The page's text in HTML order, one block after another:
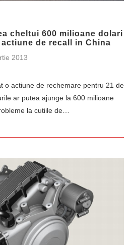
cheltui 600 milioane dolari
de recall in China
2013
o actiune de rechemare pentru 21 de
ar putea ajunge la 600 milioane
la cutiile de…